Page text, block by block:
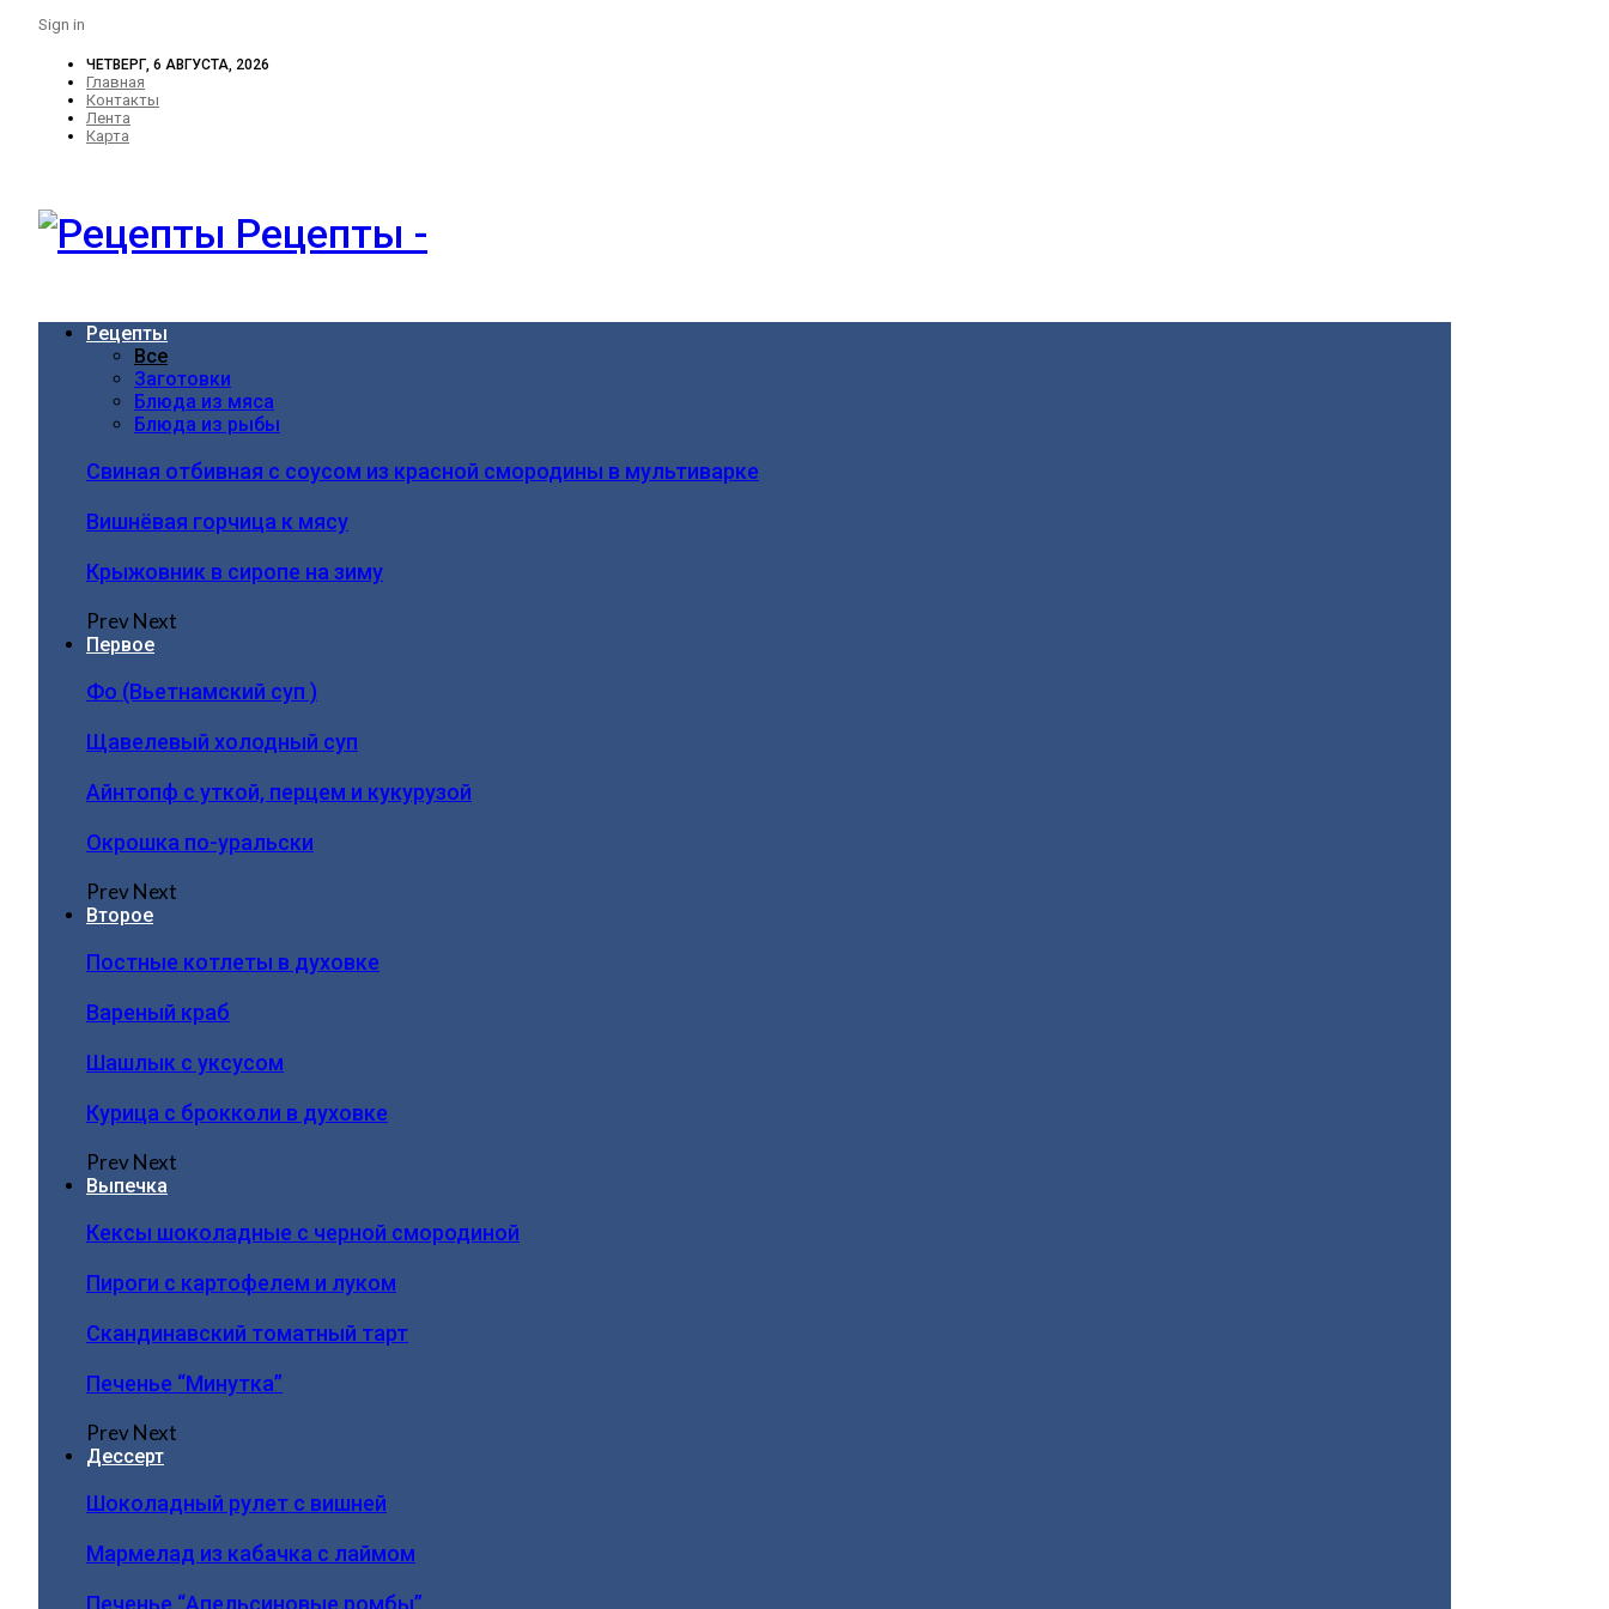
Sign in
ЧЕТВЕРГ, 6 АВГУСТА, 2026
Главная
Контакты
Лента
Карта
Рецепты -
Рецепты
Все
Заготовки
Блюда из мяса
Блюда из рыбы
Свиная отбивная с соусом из красной смородины в мультиварке
Вишнёвая горчица к мясу
Крыжовник в сиропе на зиму
PrevNext
Первое
Фо (Вьетнамский суп )
Щавелевый холодный суп
Айнтопф с уткой, перцем и кукурузой
Окрошка по-уральски
PrevNext
Второе
Постные котлеты в духовке
Вареный краб
Шашлык с уксусом
Курица с брокколи в духовке
PrevNext
Выпечка
Кексы шоколадные с черной смородиной
Пироги c картофелем и луком
Скандинавский томатный тарт
Печенье “Минутка”
PrevNext
Дессерт
Шоколадный рулет с вишней
Мармелад из кабачка с лаймом
Печенье “Апельсиновые ромбы”